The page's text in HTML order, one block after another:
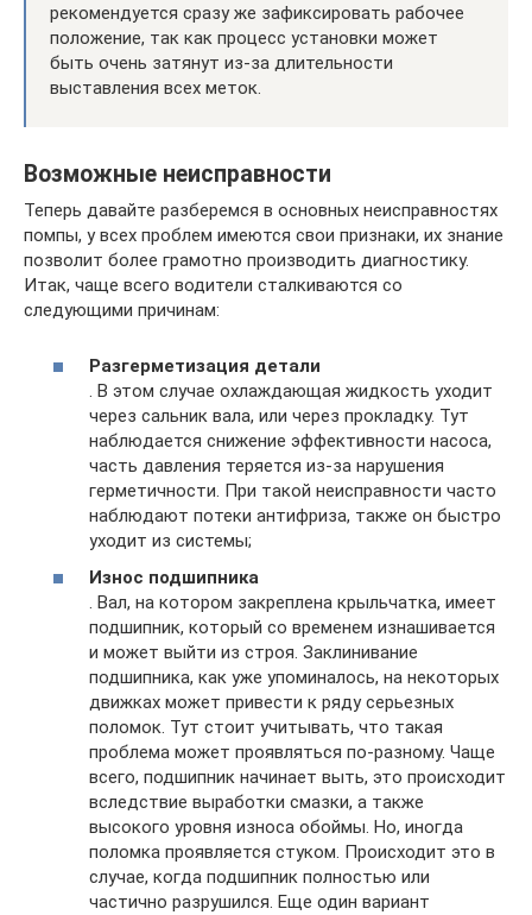
рекомендуется сразу же зафиксировать рабочее
положение, так как процесс установки может
быть очень затянут из-за длительности
выставления всех меток.
Возможные неисправности
Теперь давайте разберемся в основных неисправностях
помпы, у всех проблем имеются свои признаки, их знание
позволит более грамотно производить диагностику.
Итак, чаще всего водители сталкиваются со
следующими причинам:
Разгерметизация детали
. В этом случае охлаждающая жидкость уходит
через сальник вала, или через прокладку. Тут
наблюдается снижение эффективности насоса,
часть давления теряется из-за нарушения
герметичности. При такой неисправности часто
наблюдают потеки антифриза, также он быстро
уходит из системы;
Износ подшипника
. Вал, на котором закреплена крыльчатка, имеет
подшипник, который со временем изнашивается
и может выйти из строя. Заклинивание
подшипника, как уже упоминалось, на некоторых
движках может привести к ряду серьезных
поломок. Тут стоит учитывать, что такая
проблема может проявляться по-разному. Чаще
всего, подшипник начинает выть, это происходит
вследствие выработки смазки, а также
высокого уровня износа обоймы. Но, иногда
поломка проявляется стуком. Происходит это в
случае, когда подшипник полностью или
частично разрушился. Еще один вариант